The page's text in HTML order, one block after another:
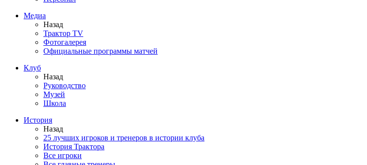
Медиа
Назад
Трактор TV
Фотогалерея
Официальные программы матчей
Клуб
Назад
Руководство
Музей
Школа
История
Назад
25 лучших игроков и тренеров в истории клуба
История Трактора
Все игроки